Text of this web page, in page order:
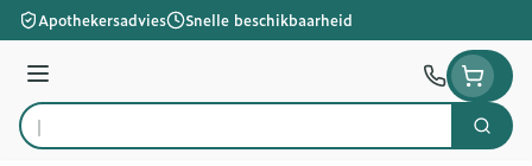
Ga naar de inhoud
Apothekersadvies Snelle beschikbaarheid
Menu
Product, merk, categorie...
Zoek